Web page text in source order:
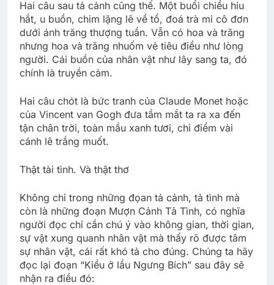
Hai câu sau tả cảnh cũng thế. Một buổi chiều hiu
hắt, u buồn, chim lặng lẽ về tổ, đoá trà mi cô đơn
dưới ánh trăng thượng tuần. Vẫn có hoa và trăng
nhưng hoa và trăng nhuốm vẻ tiêu điều như lòng
người. Cái buồn của nhân vật như lây sang ta, đó
chính là truyền cảm.
Hai câu chót là bức tranh của Claude Monet hoặc
của Vincent van Gogh đưa tầm mắt ta ra xa đến
tận chân trời, toàn mầu xanh tươi, chỉ điểm vài
cánh lê trắng muốt.
Thật tài tình. Và thật thơ
Không chỉ trong những đọan tả cảnh, tả tình mà
còn là những đoạn Mượn Cảnh Tả Tình, có nghĩa
người đọc chỉ cần chú ý vào không gian, thời gian,
sự vật xung quanh nhân vật mà thấy rõ được tâm
sự nhân vật, cái rất khó tả cho đúng. Chúng ta hãy
đọc lại đoạn “Kiều ở lầu Ngưng Bích” sau đây sẽ
nhận ra điều đó: